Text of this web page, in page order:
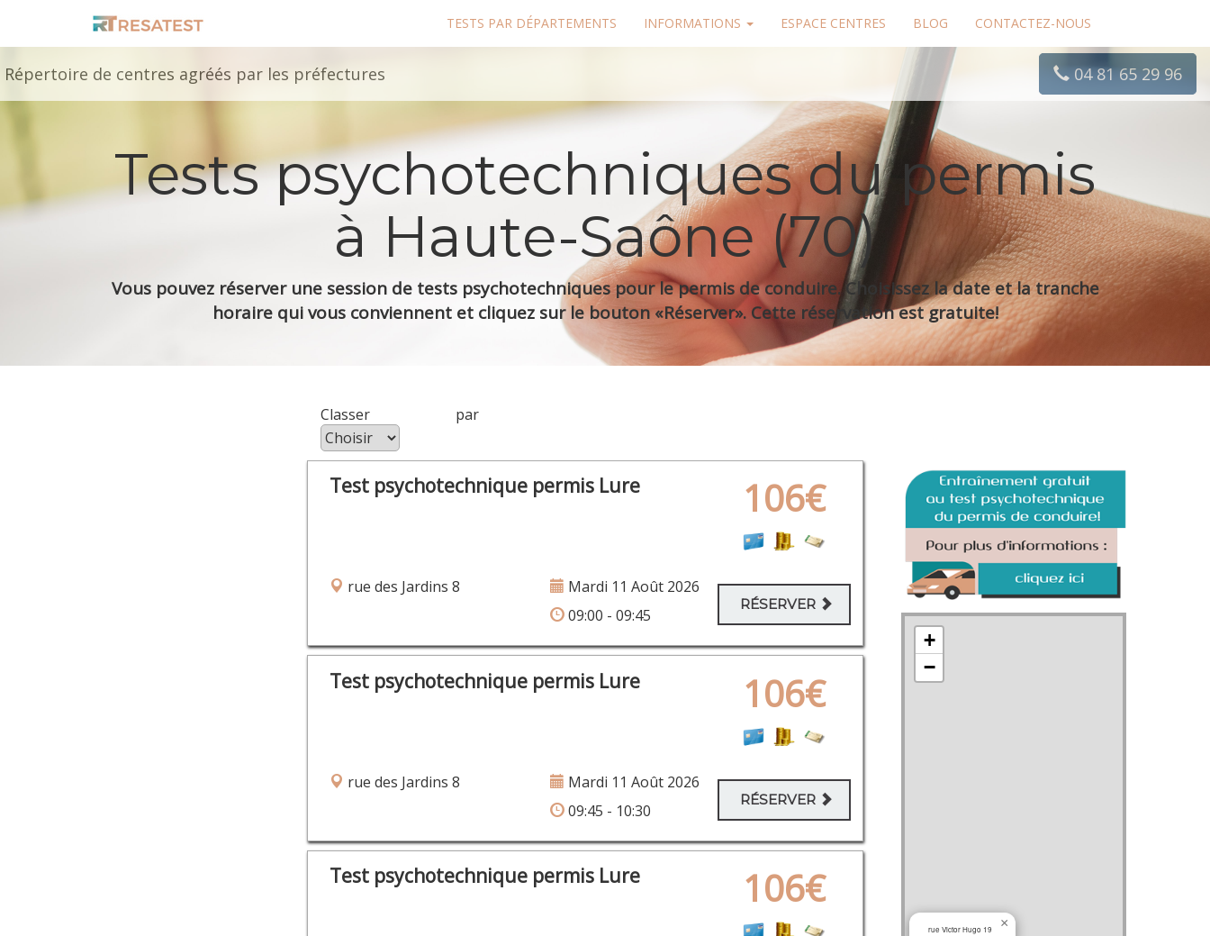
TESTS PAR DÉPARTEMENTS INFORMATIONS ESPACE CENTRES BLOG CONTACTEZ-NOUS
Répertoire de centres agréés par les préfectures 04 81 65 29 96
Tests psychotechniques du permis
à Haute-Saône (70)
Vous pouvez réserver une session de tests psychotechniques pour le permis de conduire. Choisissez la date et la tranche
horaire qui vous conviennent et cliquez sur le bouton «Réserver». Cette réservation est gratuite!
Classer par
Test psychotechnique permis Lure
rue des Jardins 8
Mardi 11 Août 2026
09:00 - 09:45
106€
RÉSERVER
Test psychotechnique permis Lure
rue des Jardins 8
Mardi 11 Août 2026
09:45 - 10:30
106€
RÉSERVER
Test psychotechnique permis Lure 106€
rue Victor Hugo 19 ×
+
−